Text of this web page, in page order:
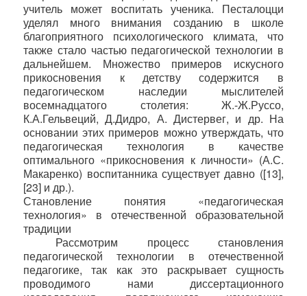
учитель может воспитать ученика. Песталоцци
уделял много внимания созданию в школе
благоприятного психологического климата, что
также стало частью педагогической технологии в
дальнейшем. Множество примеров искусного
прикосновения к детству содержится в
педагогическом наследии мыслителей
восемнадцатого столетия: Ж.-Ж.Руссо,
К.А.Гельвеций, Д.Дидро, А. Дистервег, и др. На
основании этих примеров можно утверждать, что
педагогическая технология в качестве
оптимального «прикосновения к личности» (А.С.
Макаренко) воспитанника существует давно ([13],
[23] и др.).
Становление понятия «педагогическая
технология» в отечественной образовательной
традиции
Рассмотрим процесс становления
педагогической технологии в отечественной
педагогике, так как это раскрывает сущность
проводимого нами диссертационного